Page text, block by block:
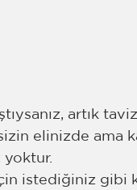
artık
elinizde ama
yoktur.
istediğiniz gibi